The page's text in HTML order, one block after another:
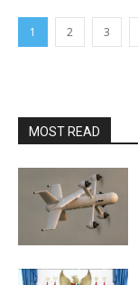
1 2 3
MOST READ